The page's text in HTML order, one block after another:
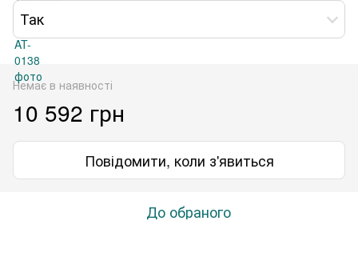
Так
Немає в наявності
10 592 грн
Повідомити, коли з'явиться
До обраного